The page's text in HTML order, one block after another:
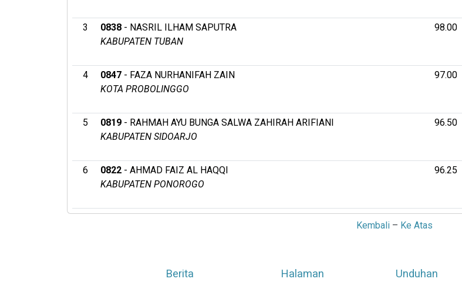
3
0838 - NASRIL ILHAM SAPUTRA
KABUPATEN TUBAN
98.00
4
0847 - FAZA NURHANIFAH ZAIN
KOTA PROBOLINGGO
97.00
5
0819 - RAHMAH AYU BUNGA SALWA ZAHIRAH ARIFIANI
KABUPATEN SIDOARJO
96.50
6
0822 - AHMAD FAIZ AL HAQQI
KABUPATEN PONOROGO
96.25
Kembali – Ke Atas
Berita Halaman Unduhan